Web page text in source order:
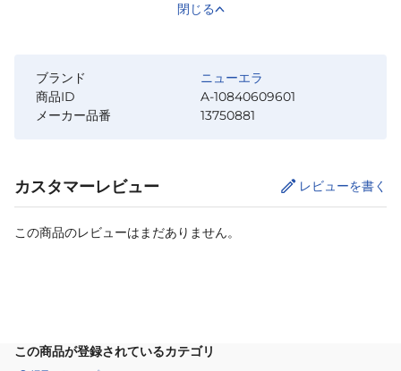
閉じる
ブランド
ニューエラ
商品ID
A-10840609601
メーカー品番
13750881
カスタマーレビュー レビューを書く
この商品のレビューはまだありません。
この商品が登録されているカテゴリ